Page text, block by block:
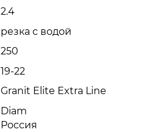
2.4
резка с водой
250
19-22
Granit Elite Extra Line
Diam
Россия